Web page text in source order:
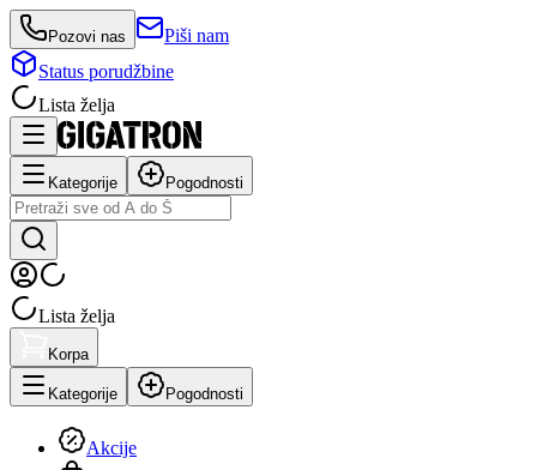
Pozovi nas
Piši nam
Status porudžbine
Lista želja
Kategorije Pogodnosti
Lista želja
Korpa
Kategorije Pogodnosti
Akcije